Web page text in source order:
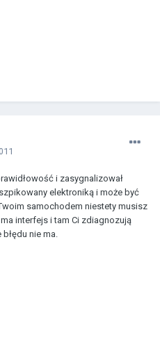
i zasygnalizował
elektroniką i może być
samochodem niestety musisz
interfejs i tam Ci zdiagnozują
nie ma.